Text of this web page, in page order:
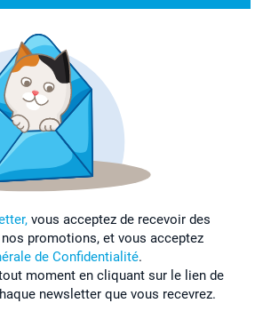
vous acceptez de recevoir des
promotions, et vous acceptez
de Confidentialité.
moment en cliquant sur le lien de
newsletter que vous recevrez.